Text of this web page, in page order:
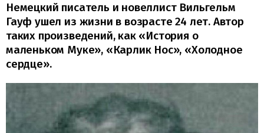
Немецкий писатель и новеллист Вильгельм
Гауф ушел из жизни в возрасте 24 лет. Автор
таких произведений, как «История о
маленьком Муке», «Карлик Нос», «Холодное
сердце».